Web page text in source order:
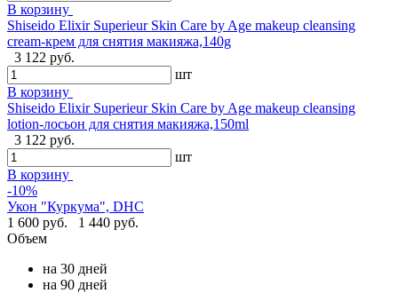
В корзину
Shiseido Elixir Superieur Skin Care by Age makeup cleansing
cream-крем для снятия макияжа,140g
3 122 руб.
шт
В корзину
Shiseido Elixir Superieur Skin Care by Age makeup cleansing
lotion-лосьон для снятия макияжа,150ml
3 122 руб.
шт
В корзину
-10%
Укон "Куркума", DHC
1 600 руб.
1 440 руб.
Объем
на 30 дней
на 90 дней